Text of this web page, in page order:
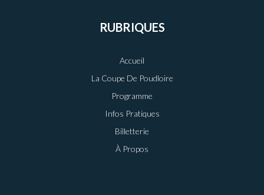
RUBRIQUES
Accueil
La Coupe De Poudloire
Programme
Infos Pratiques
Billetterie
À Propos